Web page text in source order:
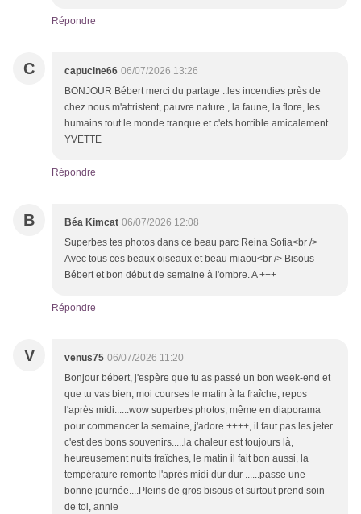
Répondre
C capucine66 06/07/2026 13:26
BONJOUR Bébert merci du partage ..les incendies près de
chez nous m'attristent, pauvre nature , la faune, la flore, les
humains tout le monde tranque et c'ets horrible amicalement
YVETTE
Répondre
B Béa Kimcat 06/07/2026 12:08
Superbes tes photos dans ce beau parc Reina Sofia<br />
Avec tous ces beaux oiseaux et beau miaou<br /> Bisous
Bébert et bon début de semaine à l'ombre. A +++
Répondre
V venus75 06/07/2026 11:20
Bonjour bébert, j'espère que tu as passé un bon week-end et
que tu vas bien, moi courses le matin à la fraîche, repos
l'après midi......wow superbes photos, même en diaporama
pour commencer la semaine, j'adore ++++, il faut pas les jeter
c'est des bons souvenirs.....la chaleur est toujours là,
heureusement nuits fraîches, le matin il fait bon aussi, la
température remonte l'après midi dur dur ......passe une
bonne journée....Pleins de gros bisous et surtout prend soin
de toi, annie